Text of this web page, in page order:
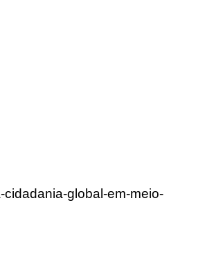
global-em-meio-